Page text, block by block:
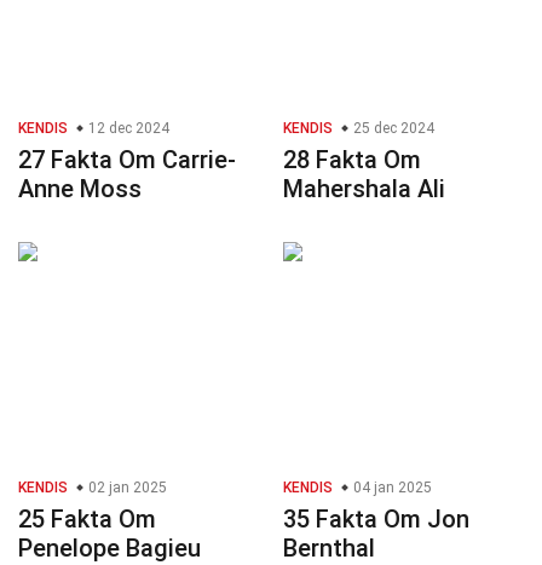
KENDIS 12 dec 2024
27 Fakta Om Carrie-
Anne Moss
KENDIS 25 dec 2024
28 Fakta Om
Mahershala Ali
KENDIS 02 jan 2025
25 Fakta Om
Penelope Bagieu
KENDIS 04 jan 2025
35 Fakta Om Jon
Bernthal